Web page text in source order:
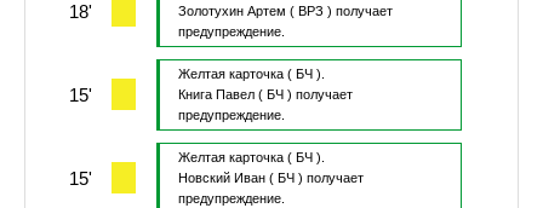
18'
Золотухин Артем ( ВРЗ ) получает
предупреждение.
15'
Желтая карточка ( БЧ ).
Книга Павел( БЧ ) получает
предупреждение.
15'
Желтая карточка ( БЧ ).
Новский Иван( БЧ ) получает
предупреждение.